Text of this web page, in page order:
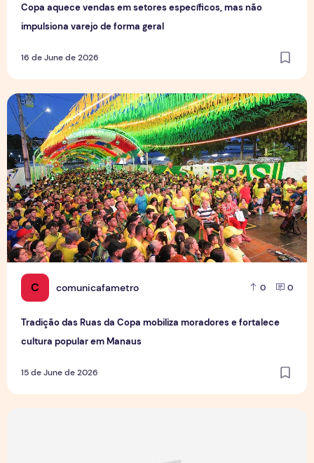
Copa aquece vendas em setores específicos, mas não
impulsiona varejo de forma geral
16 de June de 2026
C comunicafametro 0 0
Tradição das Ruas da Copa mobiliza moradores e fortalece
cultura popular em Manaus
15 de June de 2026
Tradição das Ruas da Copa mobiliza moradores e